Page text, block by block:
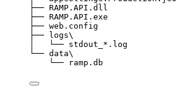
├── RAMP.API.dll
├── RAMP.API.exe
├── web.config
├── logs\
│   └── stdout_*.log
└── data\
└── ramp.db